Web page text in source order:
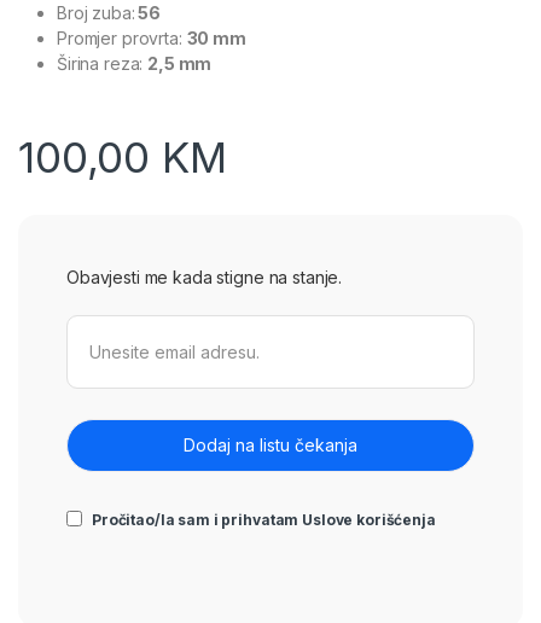
Broj zuba:56
Promjer provrta: 30 mm
Širina reza: 2,5 mm
100,00 KM
Obavjesti me kada stigne na stanje.
Pročitao/la sam i prihvatam Uslove korišćenja